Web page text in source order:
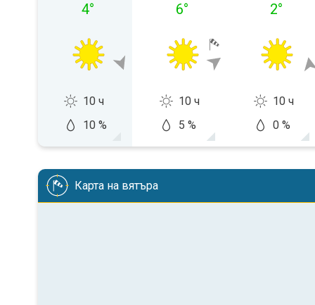
4°
10 ч
10 %
6°
10 ч
5 %
2°
10 ч
0 %
Карта на вятъра